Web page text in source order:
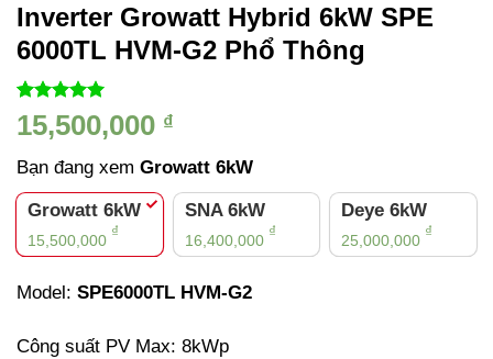
Inverter Growatt Hybrid 6kW SPE
6000TL HVM-G2 Phổ Thông
5.00 trên 5
dựa trên
1
15,500,000 ₫
Bạn đang xem Growatt 6kW
Growatt 6kW
15,500,000
₫
SNA 6kW
16,400,000
₫
Deye 6kW
25,000,000
₫
Model: SPE6000TL HVM-G2
Công suất PV Max: 8kWp